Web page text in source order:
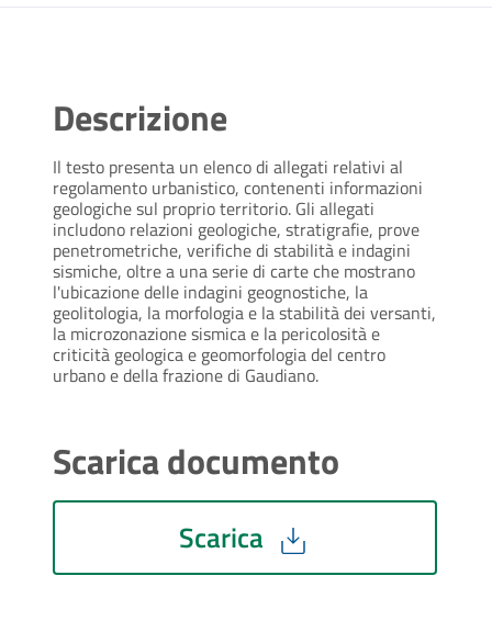
Descrizione
Il testo presenta un elenco di allegati relativi al
regolamento urbanistico, contenenti informazioni
geologiche sul proprio territorio. Gli allegati
includono relazioni geologiche, stratigrafie, prove
penetrometriche, verifiche di stabilità e indagini
sismiche, oltre a una serie di carte che mostrano
l'ubicazione delle indagini geognostiche, la
geolitologia, la morfologia e la stabilità dei versanti,
la microzonazione sismica e la pericolosità e
criticità geologica e geomorfologia del centro
urbano e della frazione di Gaudiano.
Scarica documento
Scarica